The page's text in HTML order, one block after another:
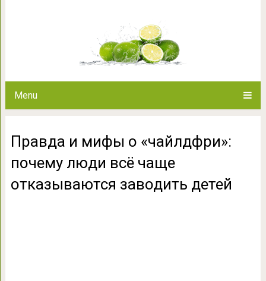
Menu
отказываются
Правда и мифы о «чайлдфри»:
почему люди всё чаще
отказываются заводить детей